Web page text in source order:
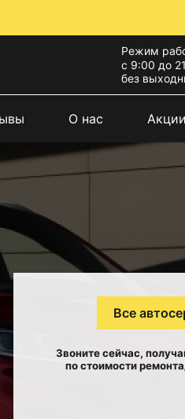
Режим
с 9:00 до
без
О нас Акции
Все
Звоните сейчас,
по стоимости